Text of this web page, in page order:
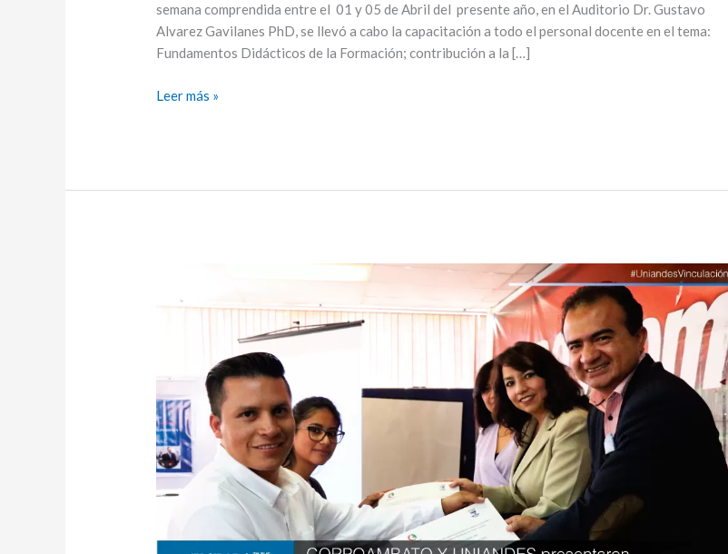
semana comprendida entre el 01 y 05 de Abril del presente año, en el Auditorio Dr. Gustavo
Alvarez Gavilanes PhD, se llevó a cabo la capacitación a todo el personal docente en el tema:
Fundamentos Didácticos de la Formación; contribución a la […]
Leer más »
UNIANDES
evento
final
de
vinculación